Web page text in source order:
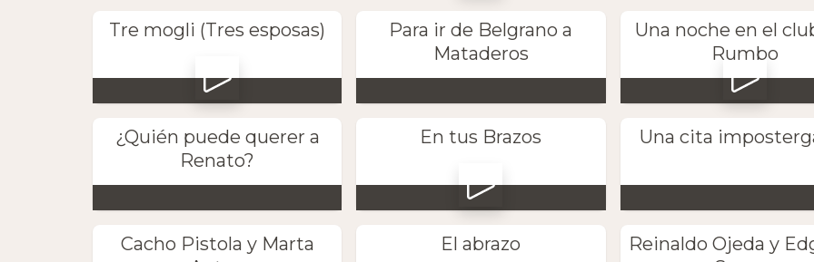
Tre mogli (Tres esposas)
Para ir de Belgrano a
Mataderos
Una noche en el
Rumbo
¿Quién puede querer a
Renato?
En tus Brazos Una cita
Cacho Pistola y Marta
El abrazo
Reinaldo Ojeda y